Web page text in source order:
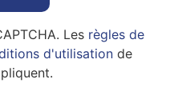
Les règles de
d'utilisation de